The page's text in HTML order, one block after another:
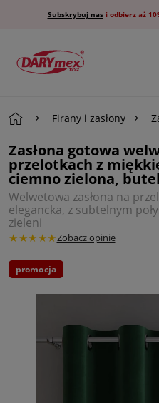
Subskrybuj nasi odbierz aż
Firany i zasłony
Zasłona gotowa
przelotkach z
ciemno zielona,
Welwetowa zasłona na
elegancka, z subtelnym
zieleni
★★★★★Zobacz opinie
promocja